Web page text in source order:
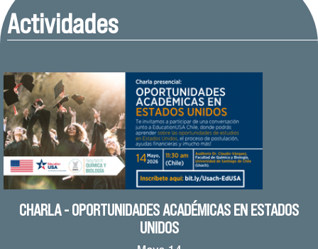
Actividades
CHARLA - OPORTUNIDADES ACADÉMICAS EN ESTADOS
UNIDOS